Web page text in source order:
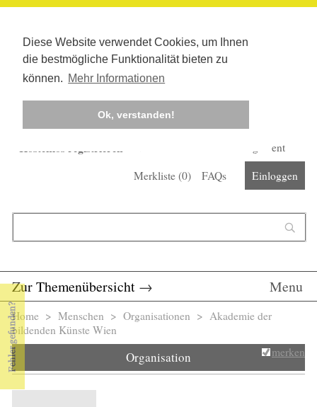
Diese Website verwendet Cookies, um Ihnen
die bestmögliche Funktionalität bieten zu
können. Mehr Informationen
Ok, verstanden!
Kostenlos registrieren
Corona-Management
Merkliste (0) FAQs Einloggen
Zur Themenübersicht → Menu
Sie sind hier
Home > Menschen > Organisationen > Akademie der
bildenden Künste Wien
Organisation merken